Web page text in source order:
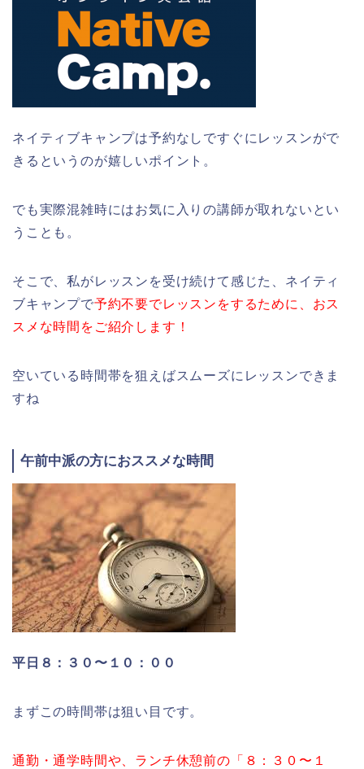
ネイティブキャンプは予約なしですぐにレッスンがで
きるというのが嬉しいポイント。
でも実際混雑時にはお気に入りの講師が取れないとい
うことも。
そこで、私がレッスンを受け続けて感じた、ネイティ
ブキャンプで予約不要でレッスンをするために、おス
スメな時間をご紹介します！
空いている時間帯を狙えばスムーズにレッスンできま
すね
午前中派の方におススメな時間
平日８：３０〜１０：００
まずこの時間帯は狙い目です。
通勤・通学時間や、ランチ休憩前の「８：３０〜１